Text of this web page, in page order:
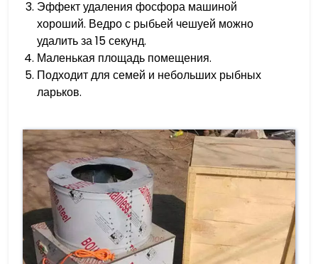
Эффект удаления фосфора машиной
хороший. Ведро с рыбьей чешуей можно
удалить за 15 секунд.
Маленькая площадь помещения.
Подходит для семей и небольших рыбных
ларьков.